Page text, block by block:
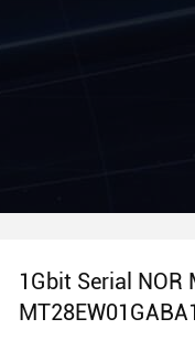
1Gbit Serial NOR